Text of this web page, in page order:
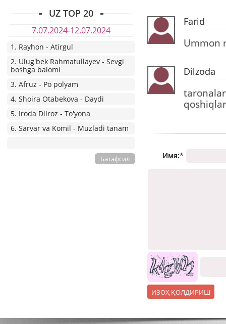
Farid
Ummon
Dilzoda
Имя:*
UZ TOP 20
7.07.2024-12.07.2024
1. Rayhon - Atirgul
2. Ulug'bek Rahmatullayev - Sevgi
boshga balomi
3. Afruz - Po polyam
4. Shoira Otabekova - Daydi
5. Iroda Dilroz - To'yona
6. Sarvar va Komil - Muzladi tanam
Батафсил